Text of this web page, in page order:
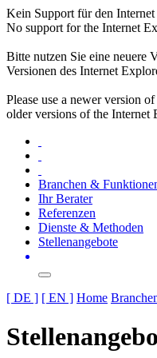
Kein Support für den
No support for the Internet
Bitte nutzen Sie eine neuere
Versionen des Internet
Please use a newer version
older versions of the
Branchen &
Ihr Berater
Referenzen
Dienste & Methoden
Stellenangebote
[ DE ] [ EN ] Home